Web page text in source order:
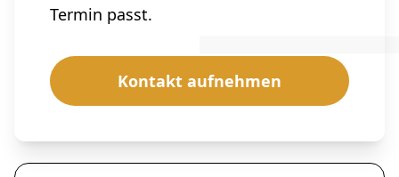
Termin passt.
Kontakt aufnehmen